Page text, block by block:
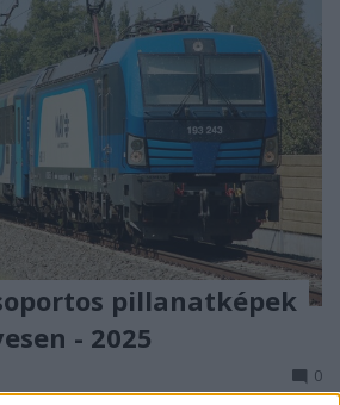
pillanatképek
- 2025
0